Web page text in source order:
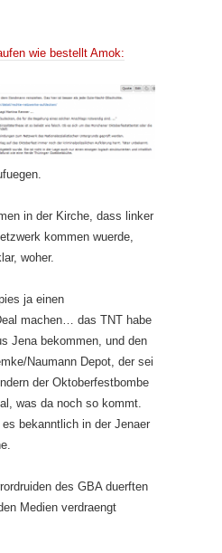
wie bestellt Amok:
in der Kirche, dass linker
kommen wuerde,
woher.
ja einen
machen… das TNT habe
Jena bekommen, und den
Naumann Depot, der sei
der Oktoberfestbombe
was da noch so kommt.
bekanntlich in der Jenaer
des GBA duerften
Medien verdraengt